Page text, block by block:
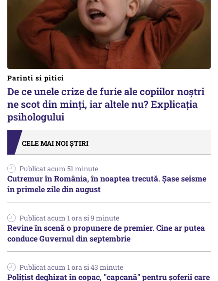
Parinti si pitici
De ce unele crize de furie ale copiilor noștri
ne scot din minți, iar altele nu? Explicația
psihologului
CELE MAI NOI ȘTIRI
Publicat acum 51 minute
Cutremur în România, în noaptea trecută. Șase seisme
în primele zile din august
Publicat acum 1 ora si 9 minute
Revine în scenă o propunere de premier. Cine ar putea
conduce Guvernul din septembrie
Publicat acum 1 ora si 43 minute
Polițist deghizat în copac, "capcană" pentru șoferii care